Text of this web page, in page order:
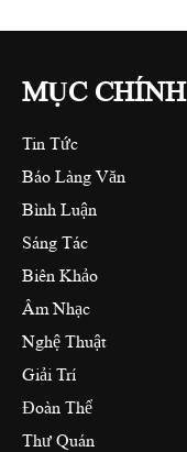
MỤC CHÍNH
Tin Tức
Báo Làng Văn
Bình Luận
Sáng Tác
Biên Khảo
Âm Nhạc
Nghệ Thuật
Giải Trí
Đoàn Thể
Thư Quán